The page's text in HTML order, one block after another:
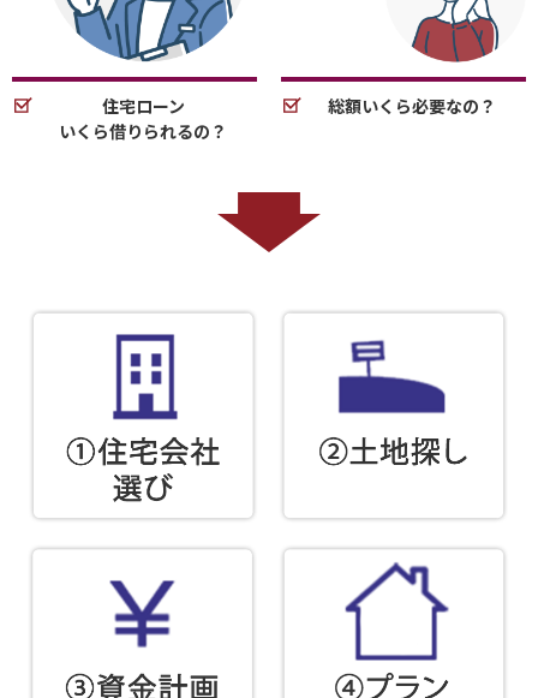
住宅ローン
いくら借りられるの？
総額いくら必要なの？